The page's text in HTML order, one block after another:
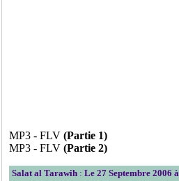
MP3 - FLV (Partie 1)
MP3 - FLV (Partie 2)
Salat al Tarawih : Le 27 Septembre 2006